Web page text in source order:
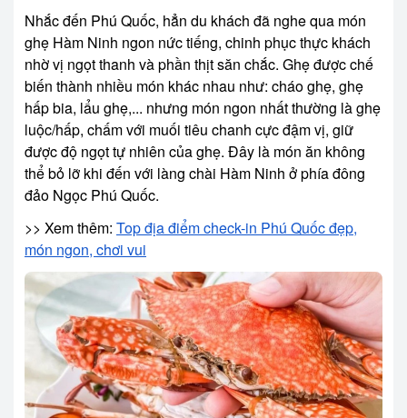
Nhắc đến Phú Quốc, hẳn du khách đã nghe qua món
ghẹ Hàm Ninh ngon nức tiếng, chinh phục thực khách
nhờ vị ngọt thanh và phần thịt săn chắc. Ghẹ được chế
biến thành nhiều món khác nhau như: cháo ghẹ, ghẹ
hấp bia, lẩu ghẹ,... nhưng món ngon nhất thường là ghẹ
luộc/hấp, chấm với muối tiêu chanh cực đậm vị, giữ
được độ ngọt tự nhiên của ghẹ. Đây là món ăn không
thể bỏ lỡ khi đến với làng chài Hàm Ninh ở phía đông
đảo Ngọc Phú Quốc.
>> Xem thêm: Top địa điểm check-in Phú Quốc đẹp,
món ngon, chơi vui